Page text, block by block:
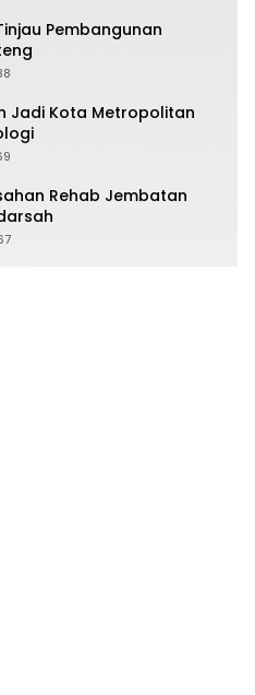
Pembangunan
Jadi Kota Metropolitan
Rehab Jembatan